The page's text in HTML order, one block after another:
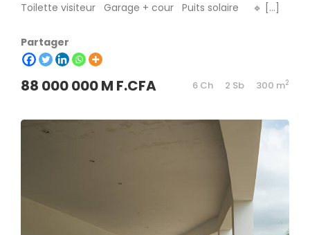
Toilette visiteur Garage + cour Puits solaire 🔹 […]
Partager
88 000 000 M F.CFA 6 Ch 2 Sb 300 m2